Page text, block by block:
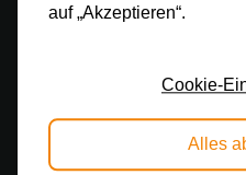
Kostenloser
Kostenlose
Die Bestellung
Sichere Online-
auf „Akzeptieren“.
Cookie-
Alles